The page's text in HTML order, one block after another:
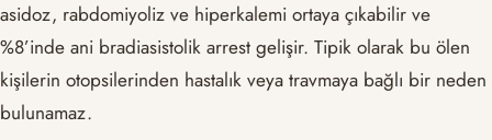
asidoz, rabdomiyoliz ve hiperkalemi ortaya çıkabilir ve
%8’inde ani bradiasistolik arrest gelişir. Tipik olarak bu ölen
kişilerin otopsilerinden hastalık veya travmaya bağlı bir neden
bulunamaz.